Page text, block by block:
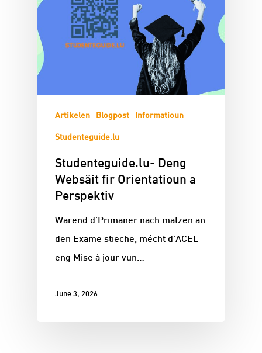
Artikelen Blogpost Informatioun
Studenteguide.lu
Studenteguide.lu- Deng
Websäit fir Orientatioun a
Perspektiv
Wärend d’Primaner nach matzen an
den Exame stieche, mécht d’ACEL
eng Mise à jour vun…
June 3, 2026